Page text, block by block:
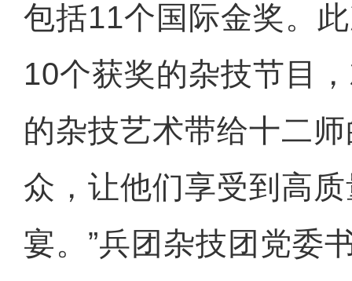
包括11个国际金奖。
10个获奖的杂技节目
的杂技艺术带给十二
众，让他们享受到高
宴。”兵团杂技团党委